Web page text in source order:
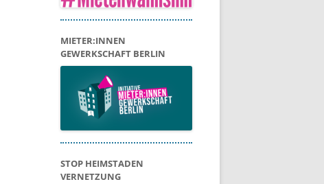
MIETER:INNEN
GEWERKSCHAFT BERLIN
STOP HEIMSTADEN
VERNETZUNG